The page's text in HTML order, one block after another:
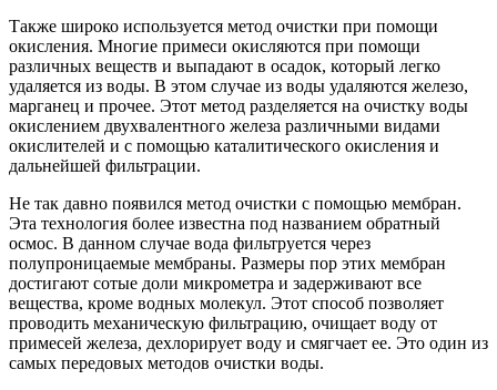
Также широко используется метод очистки при помощи
окисления. Многие примеси окисляются при помощи
различных веществ и выпадают в осадок, который легко
удаляется из воды. В этом случае из воды удаляются железо,
марганец и прочее. Этот метод разделяется на очистку воды
окислением двухвалентного железа различными видами
окислителей и с помощью каталитического окисления и
дальнейшей фильтрации.
Не так давно появился метод очистки с помощью мембран.
Эта технология более известна под названием обратный
осмос. В данном случае вода фильтруется через
полупроницаемые мембраны. Размеры пор этих мембран
достигают сотые доли микрометра и задерживают все
вещества, кроме водных молекул. Этот способ позволяет
проводить механическую фильтрацию, очищает воду от
примесей железа, дехлорирует воду и смягчает ее. Это один из
самых передовых методов очистки воды.